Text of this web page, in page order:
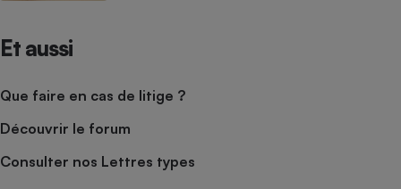
Et aussi
Que faire en cas de litige ?
Découvrir le forum
Consulter nos Lettres types